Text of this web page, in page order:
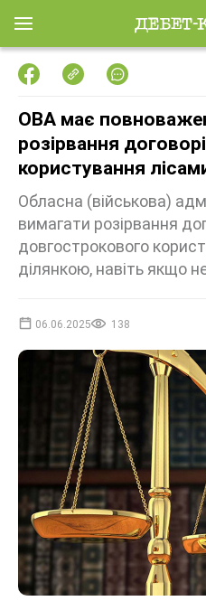
ОВА має
розірвання
користування
Обласна (військова)
вимагати розірвання
довгострокового
ділянкою, навіть якщо
06.06.2025 138